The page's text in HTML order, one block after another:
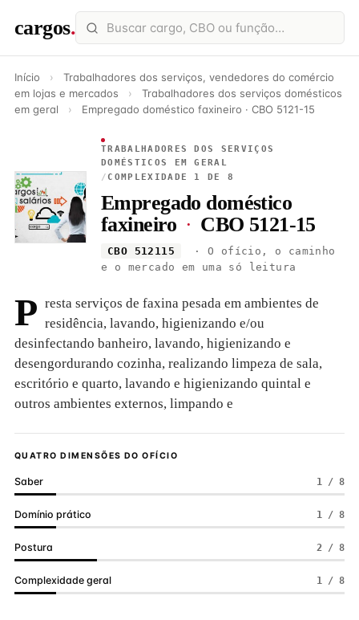
cargos.
Início ›
Trabalhadores dos serviços, vendedores do comércio
em lojas e mercados
›
Trabalhadores dos serviços domésticos
em geral
› Empregado doméstico faxineiro · CBO 5121-15
TRABALHADORES DOS SERVIÇOS
DOMÉSTICOS EM GERAL
/ COMPLEXIDADE 1 DE 8
Empregado doméstico
faxineiro · CBO 5121-15
CBO 512115
· O ofício, o caminho
e o mercado em uma só leitura
P resta serviços de faxina pesada em ambientes de
residência, lavando, higienizando e/ou
desinfectando banheiro, lavando, higienizando e
desengordurando cozinha, realizando limpeza de sala,
escritório e quarto, lavando e higienizando quintal e
outros ambientes externos, limpando e
QUATRO DIMENSÕES DO OFÍCIO
Saber 1 / 8
Domínio prático 1 / 8
Postura 2 / 8
Complexidade geral 1 / 8